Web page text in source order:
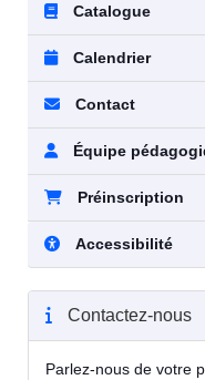
Catalogue
Calendrier
Contact
Équipe
Préinscription
Accessibilité
Contactez-nous
Parlez-nous de votre